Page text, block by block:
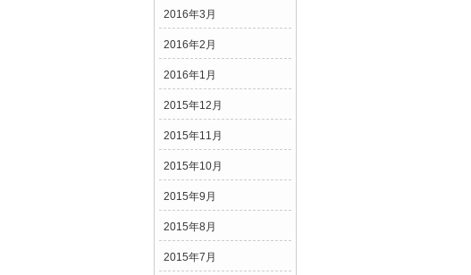
2016年3月
2016年2月
2016年1月
2015年12月
2015年11月
2015年10月
2015年9月
2015年8月
2015年7月